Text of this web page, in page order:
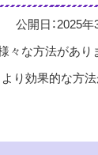
公開日：2025年
々な方法があり
より効果的な方